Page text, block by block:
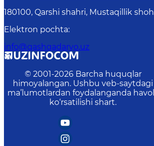
180100, Qаrshi shаhri, Mustаqillik
Elektron pochta:
info@qashqadaryo.uz
© 2001-2026 Barcha huquqlar
himoyalangan. Ushbu veb-saytdagi
ma’lumotlardan foydalanganda
ko‘rsatilishi shart.